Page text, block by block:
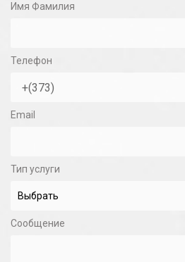
Имя Фамилия
Телефон
Email
Тип услуги
Сообщение